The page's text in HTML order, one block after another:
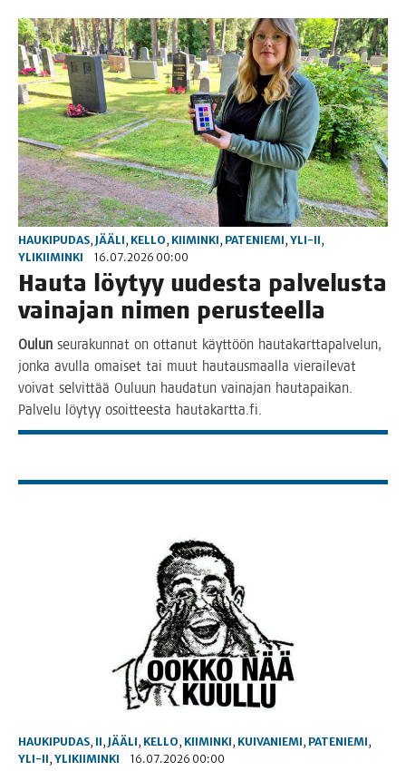
HAUKIPUDAS, JÄÄLI, KELLO, KIIMINKI, PATENIEMI, YLI-II,
YLIKIIMINKI
16.07.2026 00:00
Hau­ta löy­tyy uudes­ta pal­ve­lus­ta
vain­ajan nimen perusteella
Oulun seu­ra­kun­nat on otta­nut käyt­töön hau­ta­kart­ta­pal­ve­lun,
jon­ka avul­la omai­set tai muut hau­taus­maal­la vie­rai­le­vat
voi­vat sel­vit­tää Ouluun hau­da­tun vain­ajan hau­ta­pai­kan.
Pal­ve­lu löy­tyy osoit­tees­ta hautakartta.fi.
HAUKIPUDAS, II, JÄÄLI, KELLO, KIIMINKI, KUIVANIEMI, PATENIEMI,
YLI-II, YLIKIIMINKI 16.07.2026 00:00